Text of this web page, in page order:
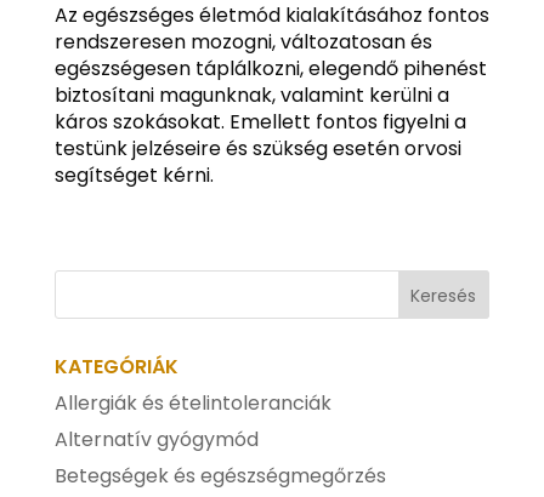
Az egészséges életmód kialakításához fontos
rendszeresen mozogni, változatosan és
egészségesen táplálkozni, elegendő pihenést
biztosítani magunknak, valamint kerülni a
káros szokásokat. Emellett fontos figyelni a
testünk jelzéseire és szükség esetén orvosi
segítséget kérni.
KATEGÓRIÁK
Allergiák és ételintoleranciák
Alternatív gyógymód
Betegségek és egészségmegőrzés